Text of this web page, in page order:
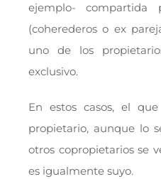
ejemplo- compartida
(coherederos o ex
uno de los
exclusivo.
En estos casos, el
propietario, aunque lo
otros copropietarios se
es igualmente suyo.